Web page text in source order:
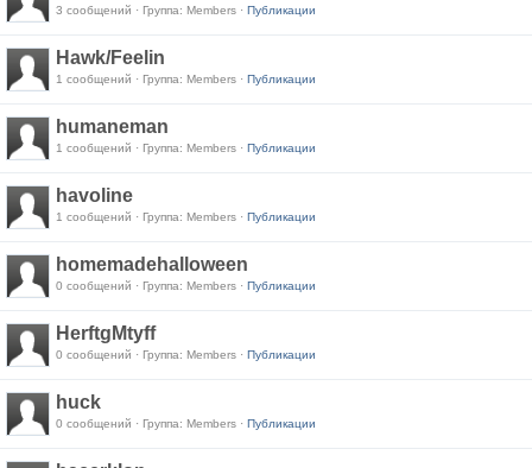
3 сообщений · Группа: Members · Публикации
Hawk/Feelin
1 сообщений · Группа: Members · Публикации
humaneman
1 сообщений · Группа: Members · Публикации
havoline
1 сообщений · Группа: Members · Публикации
homemadehalloween
0 сообщений · Группа: Members · Публикации
HerftgMtyff
0 сообщений · Группа: Members · Публикации
huck
0 сообщений · Группа: Members · Публикации